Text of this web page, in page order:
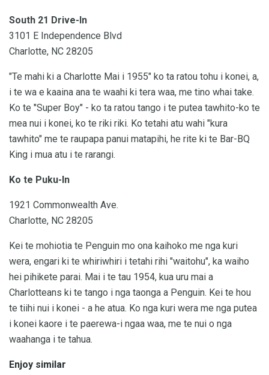
South 21 Drive-In
3101 E Independence Blvd
Charlotte, NC 28205
"Te mahi ki a Charlotte Mai i 1955" ko ta ratou tohu i konei, a,
i te wa e kaaina ana te waahi ki tera waa, me tino whai take.
Ko te "Super Boy" - ko ta ratou tango i te putea tawhito-ko te
mea nui i konei, ko te riki riki. Ko tetahi atu wahi "kura
tawhito" me te raupapa panui matapihi, he rite ki te Bar-BQ
King i mua atu i te rarangi.
Ko te Puku-In
1921 Commonwealth Ave.
Charlotte, NC 28205
Kei te mohiotia te Penguin mo ona kaihoko me nga kuri
wera, engari ki te whiriwhiri i tetahi rihi "waitohu", ka waiho
hei pihikete parai. Mai i te tau 1954, kua uru mai a
Charlotteans ki te tango i nga taonga a Penguin. Kei te hou
te tiihi nui i konei - a he atua. Ko nga kuri wera me nga putea
i konei kaore i te paerewa-i ngaa waa, me te nui o nga
waahanga i te tahua.
Enjoy similar